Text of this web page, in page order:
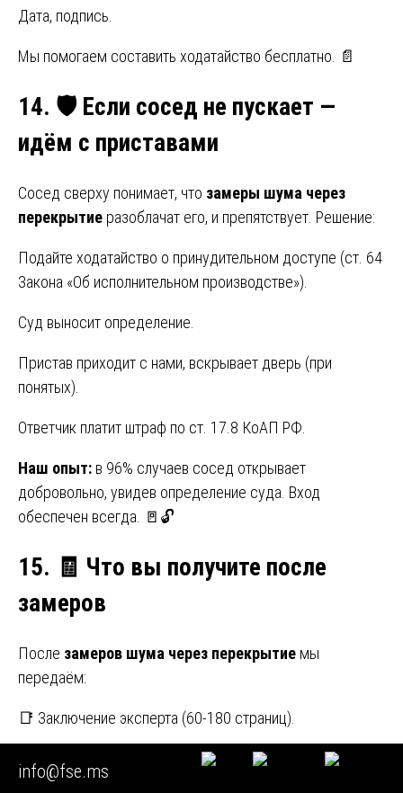
Дата, подпись.
Мы помогаем составить ходатайство бесплатно. 📄
14. 🛡️ Если сосед не пускает —
идём с приставами
Сосед сверху понимает, что замеры шума через
перекрытие разоблачат его, и препятствует. Решение:
Подайте ходатайство о принудительном доступе (ст. 64
Закона «Об исполнительном производстве»).
Суд выносит определение.
Пристав приходит с нами, вскрывает дверь (при
понятых).
Ответчик платит штраф по ст. 17.8 КоАП РФ.
Наш опыт: в 96% случаев сосед открывает
добровольно, увидев определение суда. Вход
обеспечен всегда. 🚪🔓
15. 🧾 Что вы получите после
замеров
После замеров шума через перекрытие мы
передаём:
📑 Заключение эксперта (60-180 страниц).
🎥 Видеозапись процесса (флешка или облако).
info@fse.ms